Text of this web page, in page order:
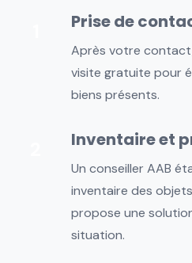
Prise de
Après votre
visite gratuite pour
biens présents.
Inventaire et
Un conseiller AAB
inventaire des
propose une
situation.